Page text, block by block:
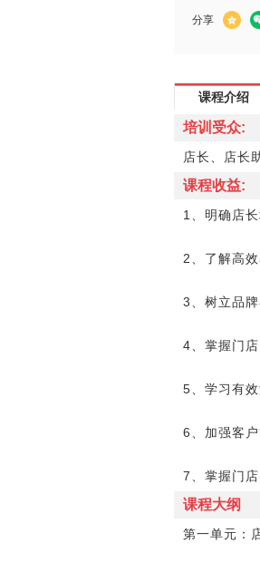
分享
课程介绍
培训受众:
店长、店长
课程收益:
1、明确店
2、了解高
3、树立品
4、掌握门
5、学习有
6、加强客
7、掌握门
课程大纲
第一单元：